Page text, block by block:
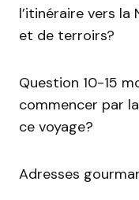
l’itinéraire vers
et de terroirs?
Question 10-15
commencer par
ce voyage?
Adresses